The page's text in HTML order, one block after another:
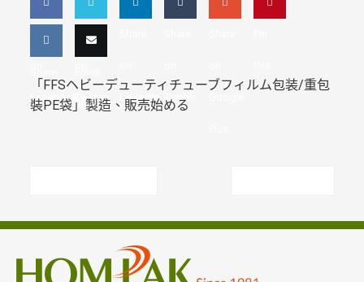
Share
Facebook
Share
Twitter LinkedIn Tumblr
on VK this
「FFSヘビーデューティチューブフィルム包装/重包
裝PE袋 」製造、販売始める